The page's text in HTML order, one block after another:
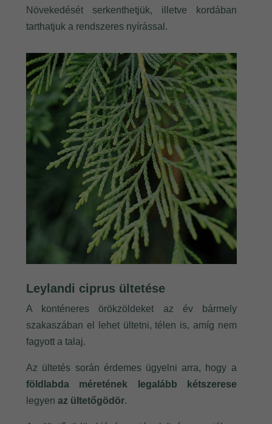
Növekedését serkenthetjük, illetve kordában
tarthatjuk a rendszeres nyírással.
Leylandi ciprus ültetése
A konténeres örökzöldeket az év bármely
szakaszában el lehet ültetni, télen is, amíg nem
fagyott a talaj.
Az ültetés során érdemes ügyelni arra, hogy a
földlabda méretének legalább kétszerese
legyenaz ültetőgödör.